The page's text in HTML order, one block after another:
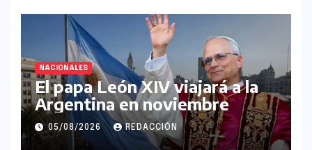
NACIONALES
El papa León XIV viajará a la
Argentina en noviembre
05/08/2026 REDACCIÓN